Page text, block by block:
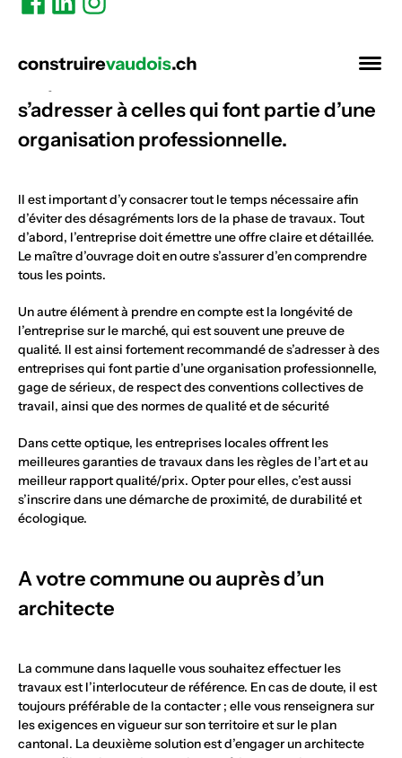
Pour trouver une entreprise qualifiée et
s’adresser à celles qui font partie d’une
organisation professionnelle.
Il est important d’y consacrer tout le temps nécessaire afin
d’éviter des désagréments lors de la phase de travaux. Tout
d’abord, l’entreprise doit émettre une offre claire et détaillée.
Le maître d’ouvrage doit en outre s’assurer d’en comprendre
tous les points.
Un autre élément à prendre en compte est la longévité de
l’entreprise sur le marché, qui est souvent une preuve de
qualité. Il est ainsi fortement recommandé de s’adresser à des
entreprises qui font partie d’une organisation professionnelle,
gage de sérieux, de respect des conventions collectives de
travail, ainsi que des normes de qualité et de sécurité
Dans cette optique, les entreprises locales offrent les
meilleures garanties de travaux dans les règles de l’art et au
meilleur rapport qualité/prix. Opter pour elles, c’est aussi
s’inscrire dans une démarche de proximité, de durabilité et
écologique.
A votre commune ou auprès d’un
architecte
La commune dans laquelle vous souhaitez effectuer les
travaux est l’interlocuteur de référence. En cas de doute, il est
toujours préférable de la contacter ; elle vous renseignera sur
les exigences en vigueur sur son territoire et sur le plan
cantonal. La deuxième solution est d’engager un architecte